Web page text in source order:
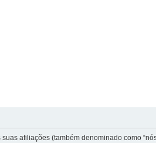
afiliações (também denominado como